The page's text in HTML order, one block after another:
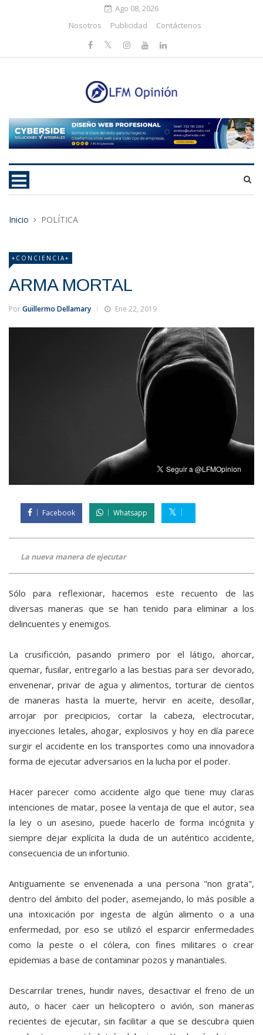
Ago 08, 2026
Nosotros
Publicidad Contáctenos
Inicio POLÍTICA
+CONCIENCIA+
ARMA MORTAL
PorGuillermo Dellamary Ene 22, 2019
Facebook Whatsapp
La nueva manera de ejecutar
Sólo para reflexionar, hacemos este recuento de las
diversas maneras que se han tenido para eliminar a los
delincuentes y enemigos.
La crusificción, pasando primero por el látigo, ahorcar,
quemar, fusilar, entregarlo a las bestias para ser devorado,
envenenar, privar de agua y alimentos, torturar de cientos
de maneras hasta la muerte, hervir en aceite, desollar,
arrojar por precipicios, cortar la cabeza, electrocutar,
inyecciones letales, ahogar, explosivos y hoy en día parece
surgir el accidente en los transportes como una innovadora
forma de ejecutar adversarios en la lucha por el poder.
Hacer parecer como accidente algo que tiene muy claras
intenciones de matar, posee la ventaja de que el autor, sea
la ley o un asesino, puede hacerlo de forma incógnita y
siempre dejar explícita la duda de un auténtico accidente,
consecuencia de un infortunio.
Antiguamente se envenenada a una persona "non grata",
dentro del ámbito del poder, asemejando, lo más posible a
una intoxicación por ingesta de algún alimento o a una
enfermedad, por eso se utilizó el esparcir enfermedades
como la peste o el cólera, con fines militares o crear
epidemias a base de contaminar pozos y manantiales.
Descarrilar trenes, hundir naves, desactivar el freno de un
auto, o hacer caer un helicoptero o avión, son maneras
recientes de ejecutar, sin facilitar a que se descubra quien